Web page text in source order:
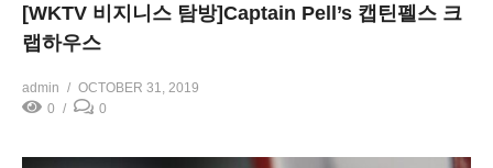
[WKTV 비지니스 탐방]Captain Pell’s 캡틴펠스 크
랩하우스
admin
OCTOBER 31, 2019
0
0